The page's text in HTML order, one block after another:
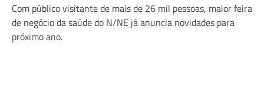
Com público visitante de mais de 26 mil pessoas, maior feira
de negócio da saúde do N/NE já anuncia novidades para
próximo ano.